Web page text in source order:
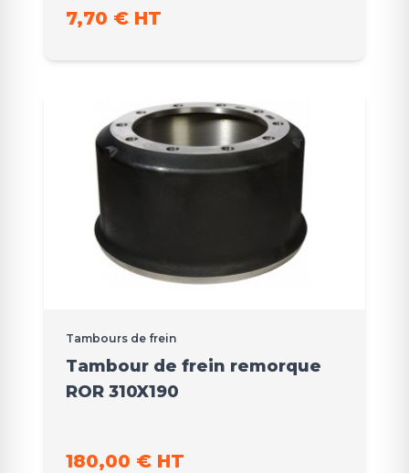
7,70 € HT
Tambours de frein
Tambour de frein remorque
ROR 310X190
180,00 € HT